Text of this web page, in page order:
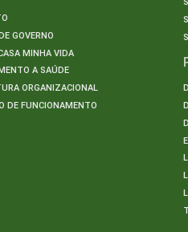
GOVERNO
MINHA VIDA
A SAÚDE
ORGANIZACIONAL
DE FUNCIONAMENTO